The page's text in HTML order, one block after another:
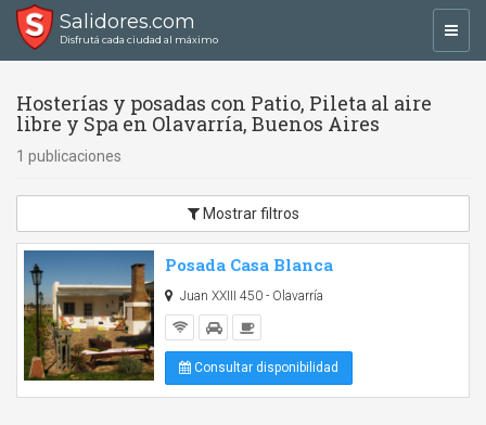
Salidores.com
Disfrutá cada ciudad al máximo
Hosterías y posadas con Patio, Pileta al aire
libre y Spa en Olavarría, Buenos Aires
1 publicaciones
Mostrar filtros
Posada Casa Blanca
Juan XXIII 450 - Olavarría
Consultar disponibilidad